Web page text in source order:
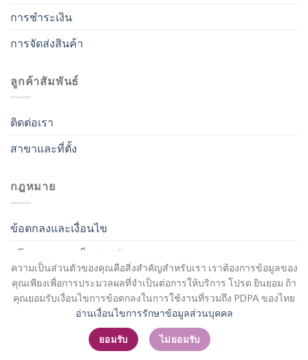
ความเป็นส่วนตัวของคุณคือสิ่งสำคัญสำหรับเรา เราต้องการข้อมูลของ
คุณเพียงเพื่อการประมวลผลที่จำเป็นต่อการให้บริการ โปรด ยินยอม ถ้า
คุณยอมรับเงื่อนไขการข้อตกลงในการใช้งานที่รวมถึง PDPA ของไทย
อ่านเงื่อนไขการรักษาข้อมูลส่วนบุคคล
ยอมรับ ไม่ยอมรับ
การชำระเงิน
การจัดส่งสินค้า
ลูกค้าสัมพันธ์
ติดต่อเรา
สาขาและที่ตั้ง
กฎหมาย
ข้อตกลงและเงื่อนไข
นโยบายความเป็นส่วนตัว
สมัครสมาชิก / เข้าสู่ระบบ
Copyright 2026 ©Flatsome Theme